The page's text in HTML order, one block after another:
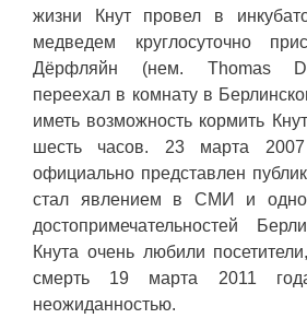
жизни Кнут провел в
медведем круглосуточно
Дёрфляйн (нем. Thomas
переехал в комнату в
иметь возможность кормить
шесть часов. 23 марта
официально представлен
стал явлением в СМИ и
достопримечательностей
Кнута очень любили
смерть 19 марта 2011
неожиданностью.